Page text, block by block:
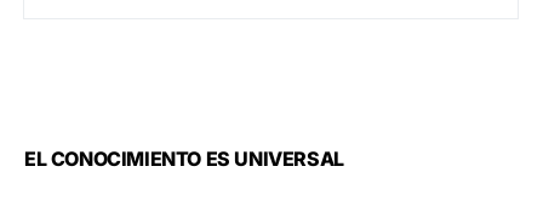
EL CONOCIMIENTO ES UNIVERSAL